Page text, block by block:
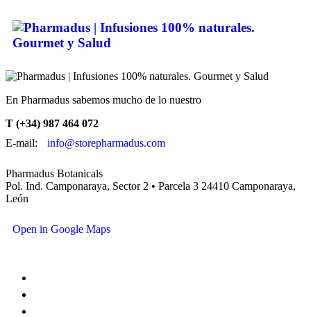
En Pharmadus sabemos mucho de lo nuestro
T (+34) 987 464 072
E-mail:
info@storepharmadus.com
Pharmadus Botanicals
Pol. Ind. Camponaraya, Sector 2 • Parcela 3 24410 Camponaraya,
León
Open in Google Maps